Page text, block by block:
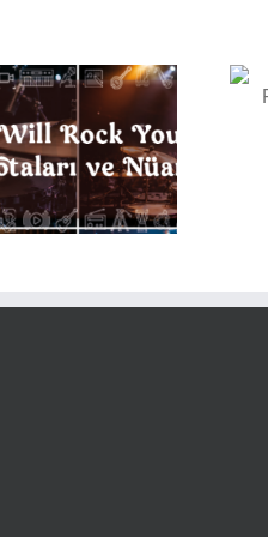
Evgeny Grinko Vals
Piyano Notaları ve
Nüansları